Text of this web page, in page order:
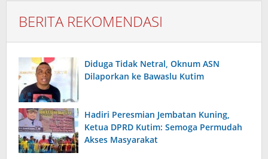
BERITA REKOMENDASI
Diduga Tidak Netral, Oknum ASN
Dilaporkan ke Bawaslu Kutim
Hadiri Peresmian Jembatan Kuning,
Ketua DPRD Kutim: Semoga Permudah
Akses Masyarakat